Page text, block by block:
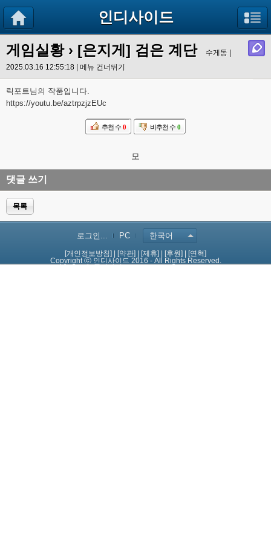
인디사이드
게임실황› [은지게] 검은 계단
수게동 |
2025.03.16 12:55:18 | 메뉴 건너뛰기
릭포트님의 작품입니다.
https://youtu.be/aztrpzjzEUc
추천 수 0 비추천 수 0
모
댓글 쓰기
목록
로그인... PC 한국어
[개인정보방침] [약관] [제휴] [후원]
[연혁]
Copyright ⓒ 인디사이드 2016 - All Rights Reserved.